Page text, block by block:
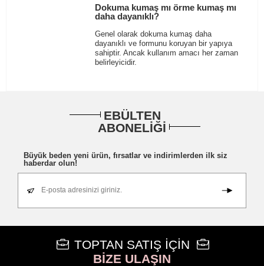
Dokuma kumaş mı örme kumaş mı
daha dayanıklı?
Genel olarak dokuma kumaş daha
dayanıklı ve formunu koruyan bir yapıya
sahiptir. Ancak kullanım amacı her zaman
belirleyicidir.
EBÜLTEN
ABONELİĞİ
Büyük beden yeni ürün, fırsatlar ve indirimlerden ilk siz
haberdar olun!
E-posta adresinizi giriniz.
TOPTAN SATIŞ İÇİN
BİZE ULAŞIN